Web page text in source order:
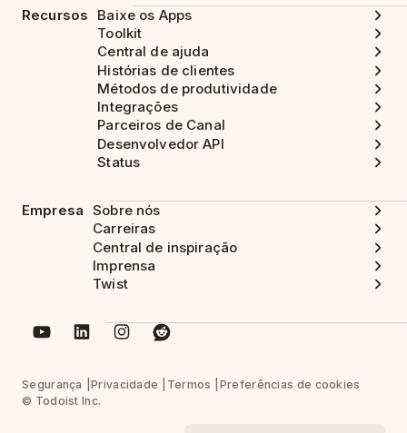
Recursos
Baixe os Apps
Toolkit
Central de ajuda
Histórias de clientes
Métodos de produtividade
Integrações
Parceiros de Canal
Desenvolvedor API
Status
Empresa Sobre nós
Carreiras
Central de inspiração
Imprensa
Twist
Segurança Privacidade Termos
Preferências de cookies
© Todoist Inc.